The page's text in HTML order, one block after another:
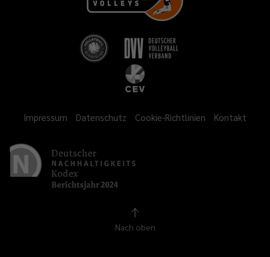
Impressum Datenschutz Cookie-Richtlinien Kontakt
Nach oben